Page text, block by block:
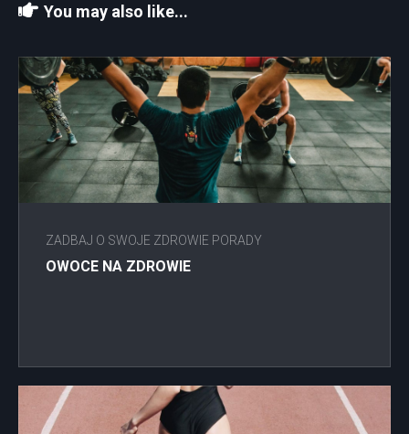
You may also like...
ZADBAJ O SWOJE ZDROWIE PORADY
OWOCE NA ZDROWIE